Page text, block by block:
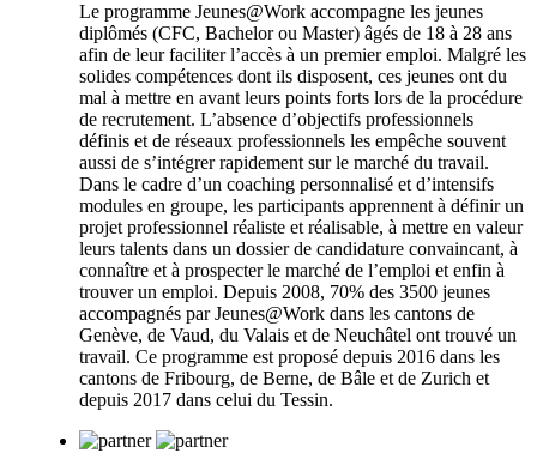
Le programme Jeunes@Work accompagne les jeunes
diplômés (CFC, Bachelor ou Master) âgés de 18 à 28 ans
afin de leur faciliter l’accès à un premier emploi. Malgré les
solides compétences dont ils disposent, ces jeunes ont du
mal à mettre en avant leurs points forts lors de la procédure
de recrutement. L’absence d’objectifs professionnels
définis et de réseaux professionnels les empêche souvent
aussi de s’intégrer rapidement sur le marché du travail.
Dans le cadre d’un coaching personnalisé et d’intensifs
modules en groupe, les participants apprennent à définir un
projet professionnel réaliste et réalisable, à mettre en valeur
leurs talents dans un dossier de candidature convaincant, à
connaître et à prospecter le marché de l’emploi et enfin à
trouver un emploi. Depuis 2008, 70% des 3500 jeunes
accompagnés par Jeunes@Work dans les cantons de
Genève, de Vaud, du Valais et de Neuchâtel ont trouvé un
travail. Ce programme est proposé depuis 2016 dans les
cantons de Fribourg, de Berne, de Bâle et de Zurich et
depuis 2017 dans celui du Tessin.